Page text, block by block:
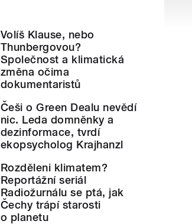
Volíš Klause, nebo
Thunbergovou?
Společnost a klimatická
změna očima
dokumentaristů
Češi o Green Dealu nevědí
nic. Leda domněnky a
dezinformace, tvrdí
ekopsycholog Krajhanzl
Rozděleni klimatem?
Reportážní seriál
Radiožurnálu se ptá, jak
Čechy trápí starosti
o planetu